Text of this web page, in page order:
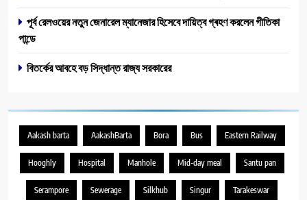
পূর্ব রেল‌ওয়ের নতুন জেনারেল ম্যানেজার হিসেবে দায়িত্ব গ্ৰহণ করলেন গীতিকা
পান্ডে
বিতর্কের আবহে বড় সিদ্ধান্ত রাজ্য সরকারের
Aakash barta AakashBarta Bora Bus Eastern Railway
Hooghly Hospital Manhole Mid-day meal Santu pan
Serampore Sewerage Silkhub Singur Tarakeswar